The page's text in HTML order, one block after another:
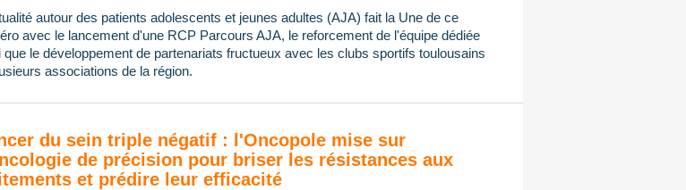
autour des patients adolescents et jeunes adultes (AJA) fait la Une de ce
avec le lancement d'une RCP Parcours AJA, le reforcement de l'équipe dédiée
que le développement de partenariats fructueux avec les clubs sportifs toulousains
associations de la région.
du sein triple négatif : l'Oncopole mise sur
de précision pour briser les résistances aux
et prédire leur efficacité